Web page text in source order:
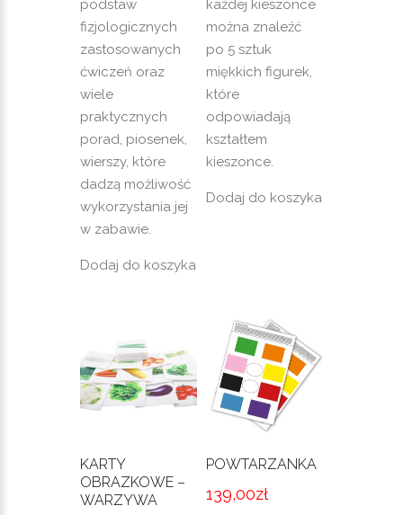
podstaw
fizjologicznych
zastosowanych
ćwiczeń oraz
wiele
praktycznych
porad, piosenek,
wierszy, które
dadzą możliwość
wykorzystania jej
w zabawie.
Dodaj do koszyka
każdej kieszonce
można znaleźć
po 5 sztuk
miękkich figurek,
które
odpowiadają
kształtem
kieszonce.
Dodaj do koszyka
KARTY
OBRAZKOWE –
WARZYWA
POWTARZANKA
139,00zł